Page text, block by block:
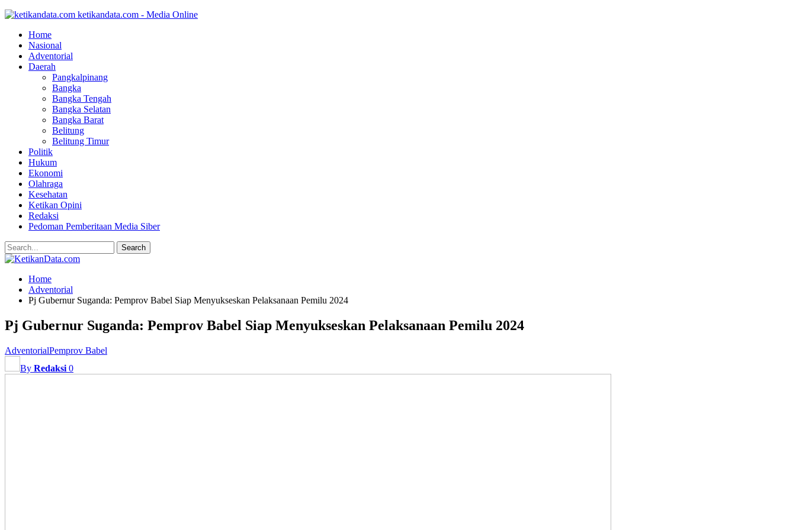
ketikandata.com - Media Online
Home
Nasional
Adventorial
Daerah
Pangkalpinang
Bangka
Bangka Tengah
Bangka Selatan
Bangka Barat
Belitung
Belitung Timur
Politik
Hukum
Ekonomi
Olahraga
Kesehatan
Ketikan Opini
Redaksi
Pedoman Pemberitaan Media Siber
Home
Adventorial
Pj Gubernur Suganda: Pemprov Babel Siap Menyukseskan Pelaksanaan Pemilu 2024
Pj Gubernur Suganda: Pemprov Babel Siap Menyukseskan Pelaksanaan Pemilu 2024
AdventorialPemprov Babel
By Redaksi 0